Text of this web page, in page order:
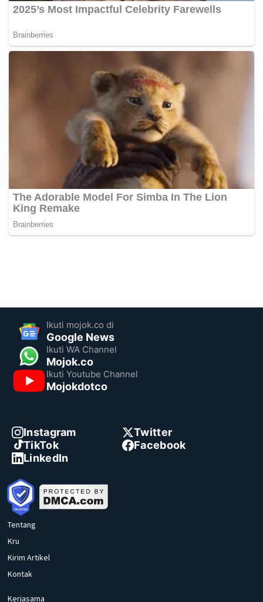
Ikuti mojok.co di
Google News
Ikuti WA Channel
Mojok.co
Ikuti Youtube Channel
Mojokdotco
Instagram
Twitter
TikTok
Facebook
LinkedIn
Tentang
Kru
Kirim Artikel
Kontak
Kerjasama